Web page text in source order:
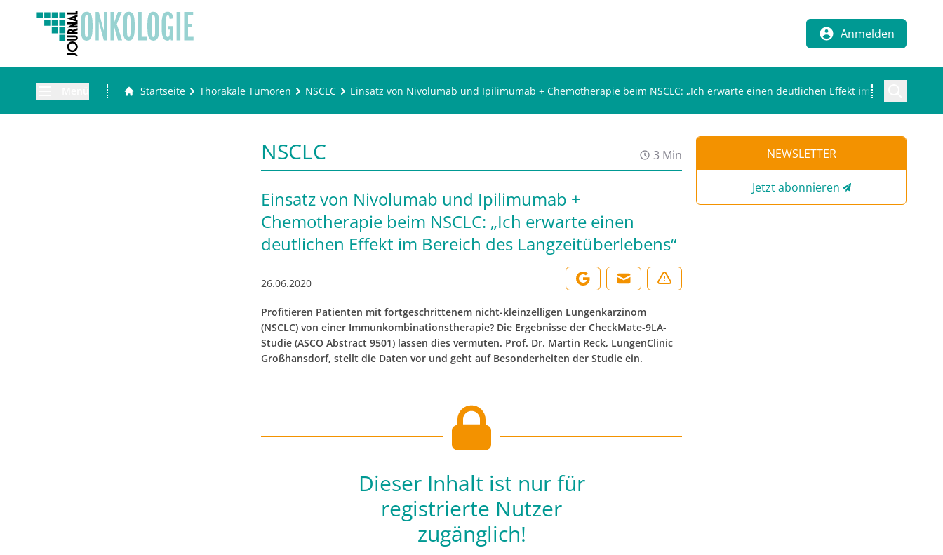
Anmelden
Startseite Thorakale Tumoren NSCLC Einsatz von Nivolumab und Ipilimumab + Chemotherapie beim NSCLC: „Ich erwarte einen deutlichen Effekt im Bereich des
NSCLC 3 Min
Einsatz von Nivolumab und Ipilimumab +
Chemotherapie beim NSCLC: „Ich erwarte einen
deutlichen Effekt im Bereich des Langzeitüberlebens“
26.06.2020
Profitieren Patienten mit fortgeschrittenem nicht-kleinzelligen Lungenkarzinom
(NSCLC) von einer Immunkombinationstherapie? Die Ergebnisse der CheckMate-9LA-
Studie (ASCO Abstract 9501) lassen dies vermuten. Prof. Dr. Martin Reck, LungenClinic
Großhansdorf, stellt die Daten vor und geht auf Besonderheiten der Studie ein.
Dieser Inhalt ist nur für
registrierte Nutzer
zugänglich!
NEWSLETTER
Jetzt abonnieren